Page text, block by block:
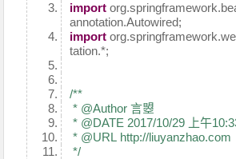
import
annotation.Autowired;
import
tation.*;
/**
* @Author 言曌
* @DATE 2017/10/29 上午
* @URL http://liuyanzhao.com
*/